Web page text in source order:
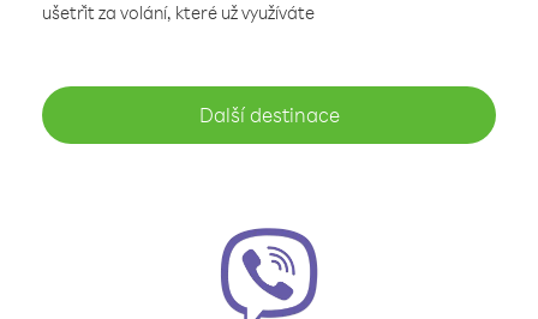
ušetřit za volání, které už využíváte
Další destinace